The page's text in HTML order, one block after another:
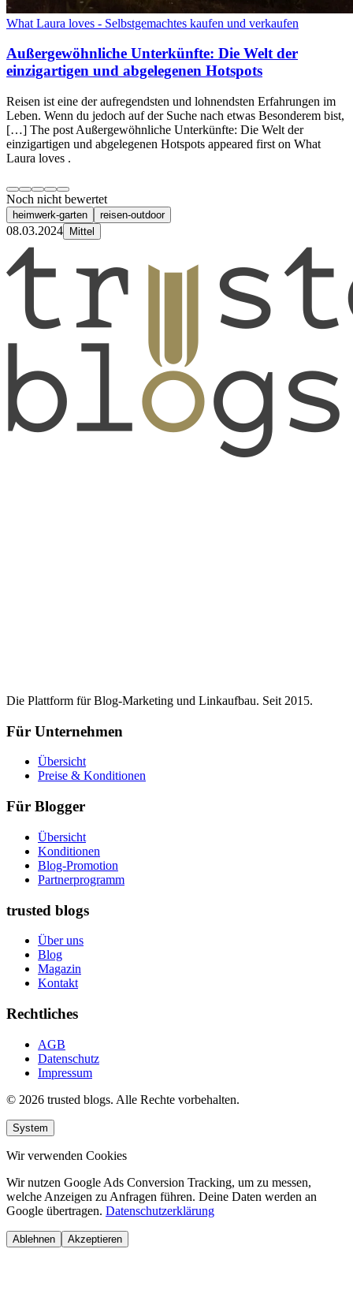
What Laura loves - Selbstgemachtes kaufen und verkaufen
Außergewöhnliche Unterkünfte: Die Welt der
einzigartigen und abgelegenen Hotspots
Reisen ist eine der aufregendsten und lohnendsten Erfahrungen im
Leben. Wenn du jedoch auf der Suche nach etwas Besonderem bist,
[…] The post Außergewöhnliche Unterkünfte: Die Welt der
einzigartigen und abgelegenen Hotspots appeared first on What
Laura loves .
Noch nicht bewertet
heimwerk-garten reisen-outdoor
08.03.2024 Mittel
Die Plattform für Blog-Marketing und Linkaufbau. Seit 2015.
Für Unternehmen
Übersicht
Preise & Konditionen
Für Blogger
Übersicht
Konditionen
Blog-Promotion
Partnerprogramm
trusted blogs
Über uns
Blog
Magazin
Kontakt
Rechtliches
AGB
Datenschutz
Impressum
© 2026 trusted blogs. Alle Rechte vorbehalten.
System
Wir verwenden Cookies
Wir nutzen Google Ads Conversion Tracking, um zu messen,
welche Anzeigen zu Anfragen führen. Deine Daten werden an
Google übertragen. Datenschutzerklärung
Ablehnen Akzeptieren